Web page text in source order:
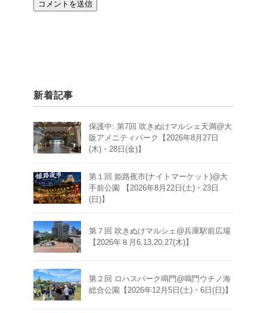
新着記事
保護中: 第7回 吹きぬけマルシェ天満@大
阪アメニティパーク【2026年8月27日
(木)・28日(金)】
第１回 姫路夜市(ナイトマーケット)@大
手前公園 【2026年8月22日(土)・23日
(日)】
第７回 吹きぬけマルシェ@兵庫駅前広場
【2026年８月6,13,20,27(木)】
第２回 ロハスパーク鳴門@鳴門ウチノ海
総合公園【2026年12月5日(土)・6日(日)】